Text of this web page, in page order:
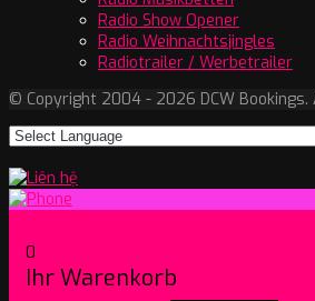
Radio Show Opener
Radio Weihnachtsjingles
Radiotrailer / Werbetrailer
© Copyright 2004 - 2026 DCW Bookings.
0
Ihr Warenkorb